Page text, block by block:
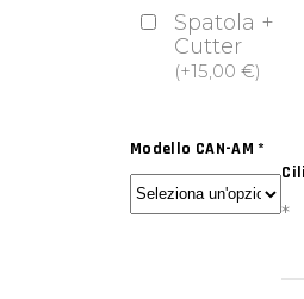
Spatola +
Cutter
(+15,00€)
Modello CAN-AM*
*